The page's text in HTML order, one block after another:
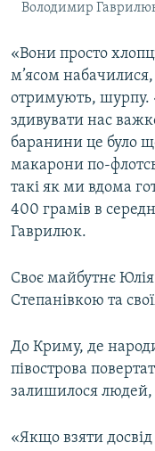
Володимир
«Вони просто
м’ясом
отримують,
здивувати нас
баранини це було
макарони по-
такі як ми вдома
400 грамів в
Гаврилюк.
Своє майбутнє
Степанівкою та
До Криму, де
півострова
залишилося людей,
«Якщо взяти